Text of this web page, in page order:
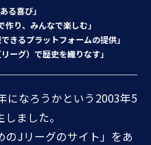
る喜び」
作り、みんなで楽しむ」
きるプラットフォームの提供」
ーグ）で歴史を織りなす」
になろうかという2003年5
ました。
のJリーグのサイト」をあ